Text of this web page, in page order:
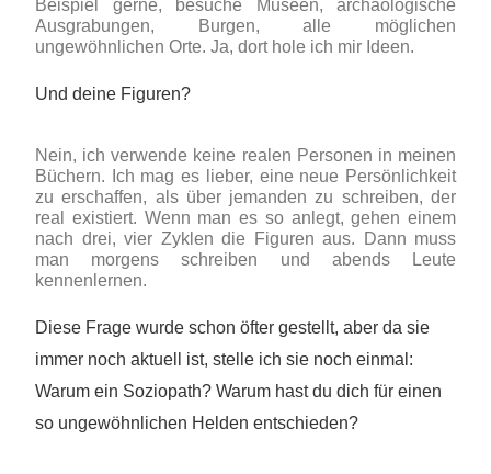
Beispiel gerne, besuche Museen, archäologische
Ausgrabungen, Burgen, alle möglichen
ungewöhnlichen Orte. Ja, dort hole ich mir Ideen.
Und deine Figuren?
Nein, ich verwende keine realen Personen in meinen
Büchern. Ich mag es lieber, eine neue Persönlichkeit
zu erschaffen, als über jemanden zu schreiben, der
real existiert. Wenn man es so anlegt, gehen einem
nach drei, vier Zyklen die Figuren aus. Dann muss
man morgens schreiben und abends Leute
kennenlernen.
Diese Frage wurde schon öfter gestellt, aber da sie
immer noch aktuell ist, stelle ich sie noch einmal:
Warum ein Soziopath? Warum hast du dich für einen
so ungewöhnlichen Helden entschieden?